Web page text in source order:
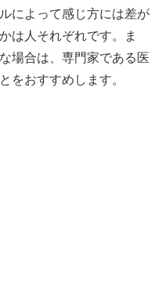
によって感じ方には差が
は人それぞれです。ま
場合は、専門家である医
をおすすめします。